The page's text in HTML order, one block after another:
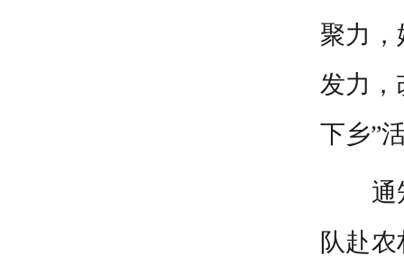
聚力
发力，
下乡”
通
队赴